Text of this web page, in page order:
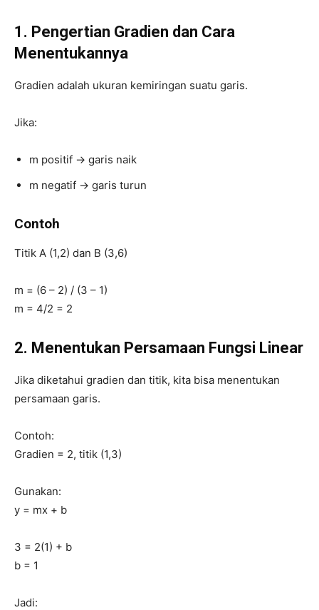
1. Pengertian Gradien dan Cara
Menentukannya
Gradien adalah ukuran kemiringan suatu garis.
Jika:
m positif → garis naik
m negatif → garis turun
Contoh
Titik A (1,2) dan B (3,6)
m = (6 – 2) / (3 – 1)
m = 4/2 = 2
2. Menentukan Persamaan Fungsi Linear
Jika diketahui gradien dan titik, kita bisa menentukan
persamaan garis.
Contoh:
Gradien = 2, titik (1,3)
Gunakan:
y = mx + b
3 = 2(1) + b
b = 1
Jadi: